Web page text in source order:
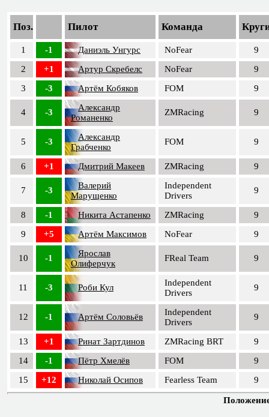
Поз. Пилот Команда
1 -1 Даниэль Унгурс NoFear
9
2
+1 Артур Скребелс NoFear
9
3
-3 Артём Кобяков FOM 9
4 -3
Александр
Романенко
ZMRacing 9
5 -3
Александр
Грабченко
FOM 9
6 +1 Дмитрий Макеев ZMRacing 9
7 -3
Валерий
Марущенко
Independent
Drivers
9
8 -1 Никита Астапенко ZMRacing
9
9
+5 Артём Максимов NoFear 9
10 -1
Ярослав
Олиферчук
FReal Team 9
11 -3 Роби Кул
Independent
Drivers
9
12 -1 Артём Соловьёв
Independent
Drivers
9
13 +1 Ринат Зартдинов ZMRacing BRT
9
14
-1 Пётр Хмелёв FOM
9
15
+12 Николай Осипов Fearless Team 9
Положение